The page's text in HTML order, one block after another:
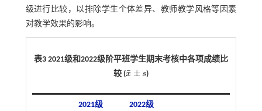
级进行比较，以排除学生个体差异、教师教学风格等因素
对教学效果的影响。
表3 2021级和2022级阶平班学生期末考核中各项成绩比
较 (x
¯ ± s
x¯ ±s )
2021级
2022级